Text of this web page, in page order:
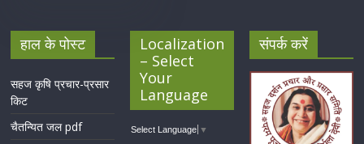
हाल के पोस्ट
सहज कृषि प्रचार-प्रसार
किट
चैतन्यित जल pdf
Localization
– Select
Your
Language
Select Language ▼
संपर्क करें